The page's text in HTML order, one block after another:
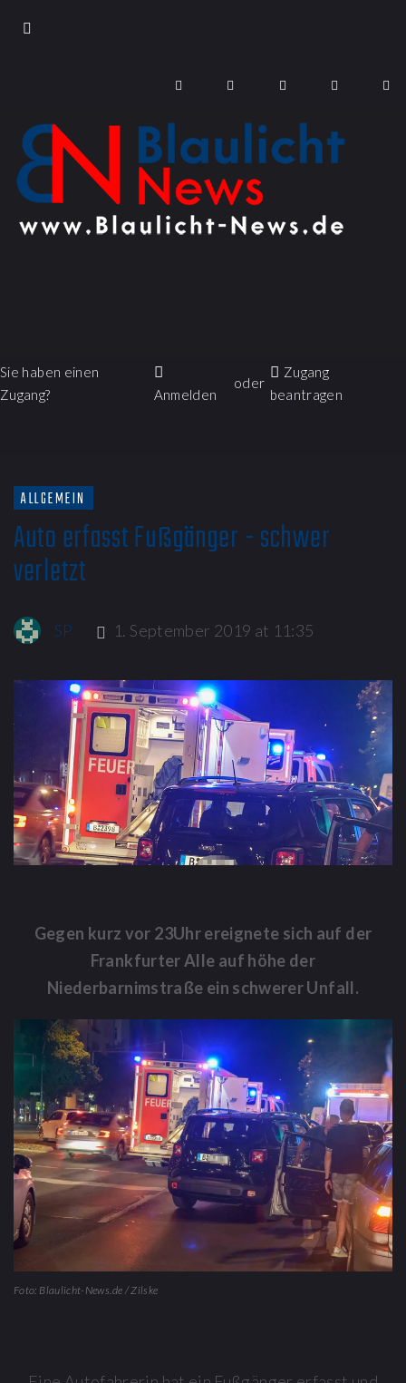
Sie haben einen
Zugang?
Anmelden
oder
Zugang
beantragen
ALLGEMEIN
Auto erfasst Fußgänger - schwer
verletzt
SP 1. September 2019 at 11:35
Gegen kurz vor 23Uhr ereignete sich auf der
Frankfurter Alle auf höhe der
Niederbarnimstraße ein schwerer Unfall.
Foto: Blaulicht-News.de / Zilske